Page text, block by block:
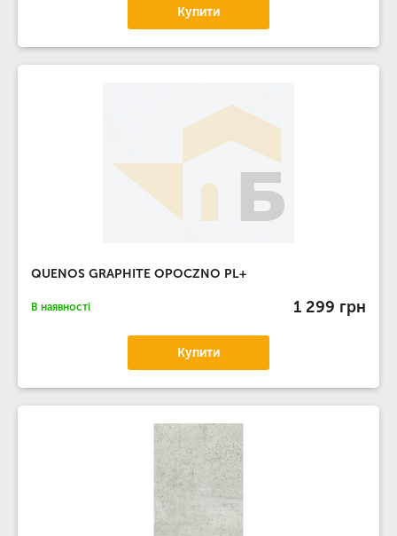
Купити
QUENOS GRAPHITE OPOCZNO PL+
В наявності 1 299 грн
Купити